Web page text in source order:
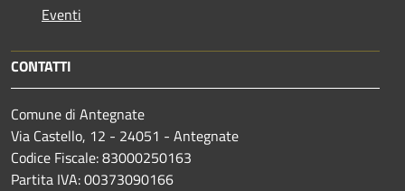
Eventi
CONTATTI
Comune di Antegnate
Via Castello, 12 - 24051 - Antegnate
Codice Fiscale: 83000250163
Partita IVA: 00373090166